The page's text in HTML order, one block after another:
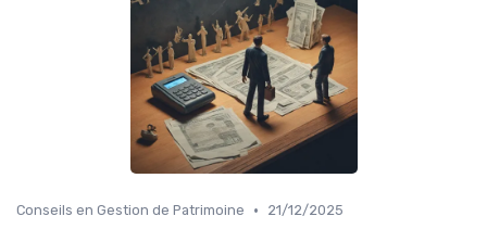
Conseils en Gestion de Patrimoine • 21/12/2025